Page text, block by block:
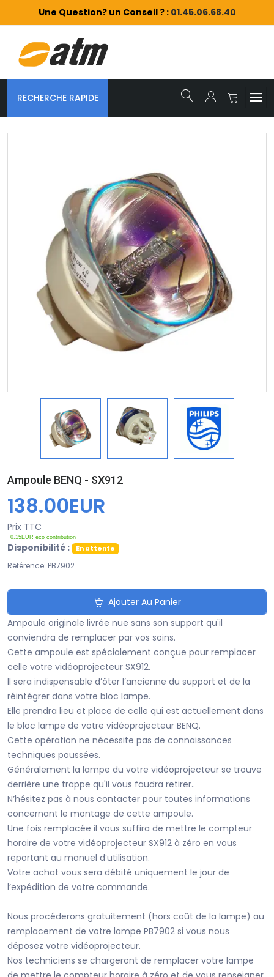
Une Question? un Conseil ? : 01.45.06.68.40
RECHERCHE RAPIDE
Ampoule BENQ - SX912
138.00EUR
Prix TTC
+0.15EUR eco contribution
Disponibilité : En attente
Référence: PB7902
Ajouter Au Panier
Ampoule originale livrée nue sans son support qu'il
conviendra de remplacer par vos soins.
Cette ampoule est spécialement conçue pour remplacer
celle votre vidéoprojecteur SX912.
Il sera indispensable d’ôter l’ancienne du support et de la
réintégrer dans votre bloc lampe.
Elle prendra lieu et place de celle qui est actuellement dans
le bloc lampe de votre vidéoprojecteur BENQ.
Cette opération ne nécessite pas de connaissances
techniques poussées.
Généralement la lampe du votre vidéoprojecteur se trouve
derrière une trappe qu'il vous faudra retirer..
N’hésitez pas à nous contacter pour toutes informations
concernant le montage de cette ampoule.
Une fois remplacée il vous suffira de mettre le compteur
horaire de votre vidéoprojecteur SX912 à zéro en vous
reportant au manuel d’utilisation.
Votre achat vous sera débité uniquement le jour de
l’expédition de votre commande.
Nous procéderons gratuitement (hors coût de la lampe) au
remplacement de votre lampe PB7902 si vous nous
déposez votre vidéoprojecteur.
Nos techniciens se chargeront de remplacer votre lampe